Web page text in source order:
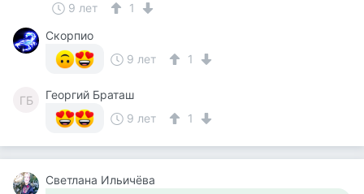
9 лет
1
Скорпио
9 лет
1
ГБ
Георгий Браташ
9 лет
1
Светлана Ильичёва